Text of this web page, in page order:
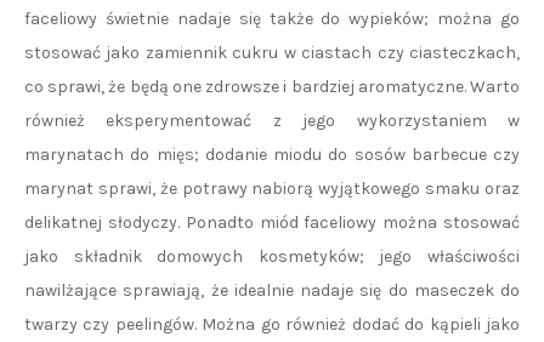
faceliowy świetnie nadaje się także do wypieków; można go
stosować jako zamiennik cukru w ciastach czy ciasteczkach,
co sprawi, że będą one zdrowsze i bardziej aromatyczne. Warto
również eksperymentować z jego wykorzystaniem w
marynatach do mięs; dodanie miodu do sosów barbecue czy
marynat sprawi, że potrawy nabiorą wyjątkowego smaku oraz
delikatnej słodyczy. Ponadto miód faceliowy można stosować
jako składnik domowych kosmetyków; jego właściwości
nawilżające sprawiają, że idealnie nadaje się do maseczek do
twarzy czy peelingów. Można go również dodać do kąpieli jako